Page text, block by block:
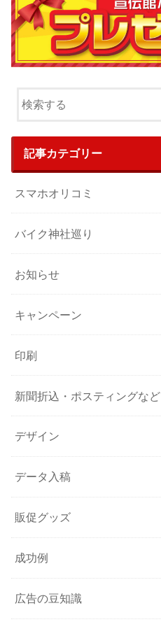
記事カテゴリー
スマホオリコミ
バイク神社巡り
お知らせ
キャンペーン
印刷
新聞折込・ポスティングなど
デザイン
データ入稿
販促グッズ
成功例
広告の豆知識